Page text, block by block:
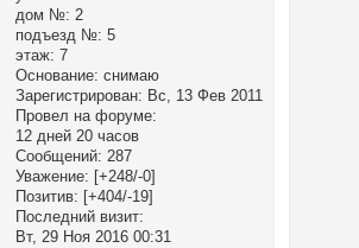
дом №: 2
подъезд №: 5
этаж: 7
Основание: снимаю
Зарегистрирован: Вс, 13 Фев 2011
Провел на форуме:
12 дней 20 часов
Сообщений: 287
Уважение: [+248/-0]
Позитив: [+404/-19]
Последний визит:
Вт, 29 Ноя 2016 00:31